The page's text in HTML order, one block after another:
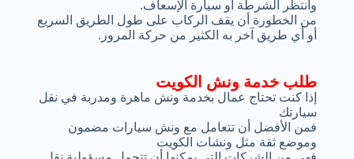
وانتظر الشرطة أو سيارة الإسعاف.
من الخطورة أن يقف الركاب على طول الطريق السريع
أو أي طريق آخر به الكثير من حركة المرور.
طلب خدمة ونش الكويت
إذا كنت تحتاج عمال بخدمة ونش ماهرة ومدربة في نقل
سيارتك
فمن الأفضل أن تتعامل مع ونش سيارات مضمون
وموضع ثقة مثل ونشات الكويت